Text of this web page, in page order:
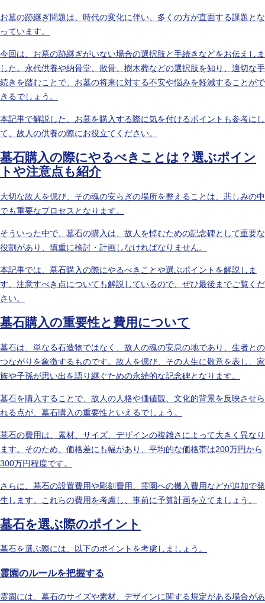
お墓の跡継ぎ問題は、時代の変化に伴い、多くの方が直面する課題とな
っています。
今回は、お墓の跡継ぎがいない場合の選択肢と手続きなどをお伝えしま
した。永代供養や納骨堂、散骨、樹木葬などの選択肢を知り、適切な手
続きを踏むことで、お墓の将来に対する不安や悩みを軽減することがで
きるでしょう。
本記事で解説した、お墓を購入する際に気を付けるポイントも参考にし
て、故人の供養の際にお役立てください。
墓石購入の際にやるべきことは？選ぶポイン
トや注意点も紹介
大切な故人を偲び、その魂の安らぎの場所を整えることは、悲しみの中
でも重要なプロセスとなります。
そういった中で、墓石の購入は、故人を悼むための記念碑として重要な
役割があり、慎重に検討・計画しなければなりません。
本記事では、墓石購入の際にやるべきことや選ぶポイントを解説しま
す。注意すべき点についても解説しているので、ぜひ最後までご覧くだ
さい。
墓石購入の重要性と費用について
墓石は、単なる石造物ではなく、故人の魂の安息の地であり、生者との
つながりを象徴するものです。故人を偲び、その人生に敬意を表し、家
族や子孫が思い出を語り継ぐための永続的な記念碑となります。
墓石を購入することで、故人の人格や価値観、文化的背景を反映させら
れる点が、墓石購入の重要性といえるでしょう。
墓石の費用は、素材、サイズ、デザインの複雑さによって大きく異なり
ます。そのため、価格差にも幅があり、平均的な価格帯は200万円から
300万円程度です。
さらに、墓石の設置費用や彫刻費用、霊園への搬入費用などが追加で発
生します。これらの費用を考慮し、事前に予算計画を立てましょう。
墓石を選ぶ際のポイント
墓石を選ぶ際には、以下のポイントを考慮しましょう。
霊園のルールを把握する
霊園には、墓石のサイズや素材、デザインに関する規定がある場合があ